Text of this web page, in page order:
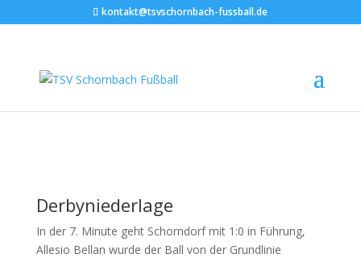
kontakt@tsvschornbach-fussball.de
SG Schorndorf II – TSV Schornbach II 2:1
(1:0)
19. September 2023
Derbyniederlage
In der 7. Minute geht Schorndorf mit 1:0 in Führung,
Allesio Bellan wurde der Ball von der Grundlinie